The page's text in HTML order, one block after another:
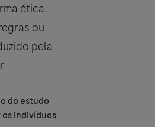
ética.
ou
pela
do estudo
indivíduos